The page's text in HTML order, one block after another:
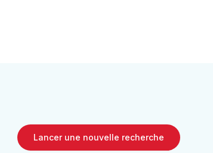
Lancer une nouvelle recherche